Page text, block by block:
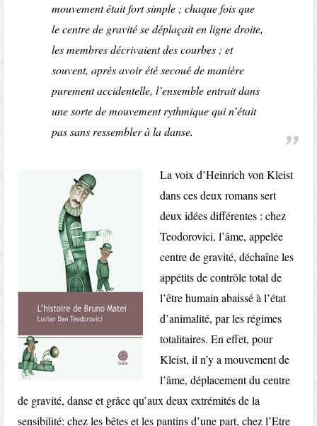
mouvement était fort simple ; chaque fois que
le centre de gravité se déplaçait en ligne droite,
les membres décrivaient des courbes ; et
souvent, après avoir été secoué de manière
purement accidentelle, l’ensemble entrait dans
une sorte de mouvement rythmique qui n’était
pas sans ressembler à la danse.
La voix d’Heinrich von Kleist
dans ces deux romans sert
deux idées différentes : chez
Teodorovici, l’âme, appelée
centre de gravité, déchaîne les
appétits de contrôle total de
l’être humain abaissé à l’état
d’animalité, par les régimes
totalitaires. En effet, pour
Kleist, il n’y a mouvement de
l’âme, déplacement du centre
de gravité, danse et grâce qu’aux deux extrémités de la
sensibilité: chez les bêtes et les pantins d’une part, chez l’Etre